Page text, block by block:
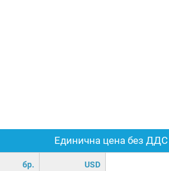
Единична цена без ДДС
бр. USD